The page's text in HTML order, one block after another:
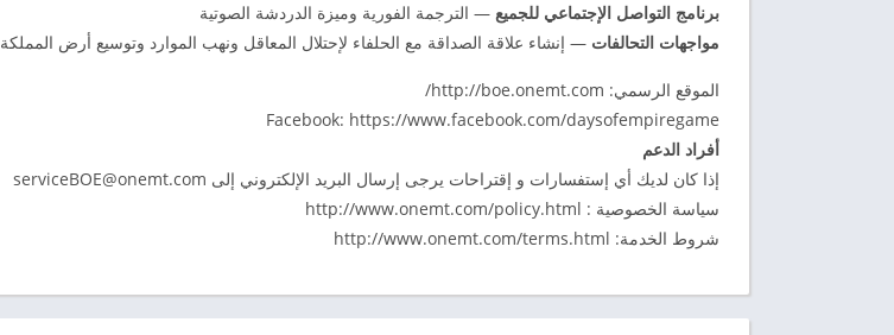
برنامج التواصل الإجتماعي للجميع — الترجمة الفورية وميزة الدردشة الصوتية
مواجهات التحالفات — إنشاء علاقة الصداقة مع الحلفاء لإحتلال المعاقل ونهب الموارد وتوسيع أرض المملكة
الموقع الرسمي: http://boe.onemt.com/
Facebook: https://www.facebook.com/daysofempiregame
أفراد الدعم
إذا كان لديك أي إستفسارات و إقتراحات يرجى إرسال البريد الإلكتروني إلى serviceBOE@onemt.com
سياسة الخصوصية : http://www.onemt.com/policy.html
شروط الخدمة: http://www.onemt.com/terms.html